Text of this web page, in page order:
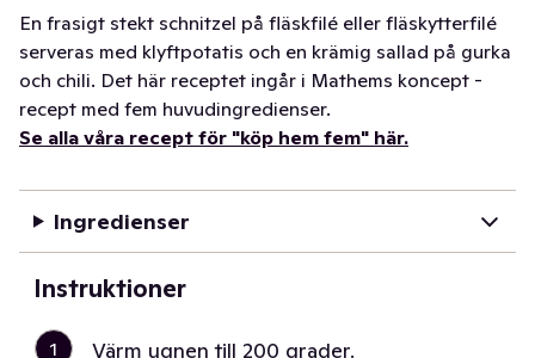
En frasigt stekt schnitzel på fläskfilé eller fläskytterfilé
serveras med klyftpotatis och en krämig sallad på gurka
och chili. Det här receptet ingår i Mathems koncept -
recept med fem huvudingredienser.
Se alla våra recept för "köp hem fem" här.
Ingredienser
Instruktioner
1 Värm ugnen till 200 grader.